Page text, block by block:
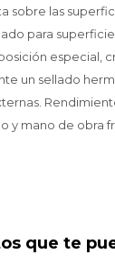
sobre las
para
especial,
un sellado
mano de obra
que te